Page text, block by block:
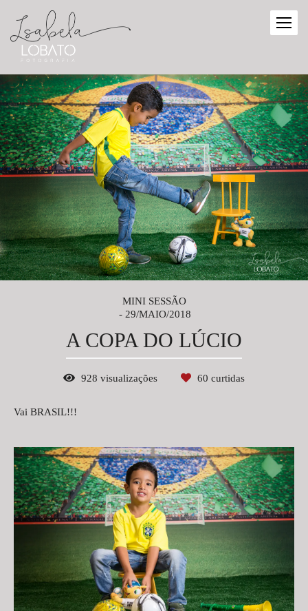
MINI SESSÃO
29/MAIO/2018
A COPA DO LÚCIO
928 visualizações 60 curtidas
Vai BRASIL!!!